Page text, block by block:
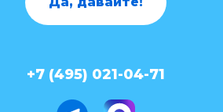
+7 (495) 021-04-71